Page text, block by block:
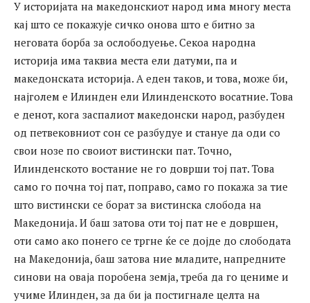
У историјата на македонскиот народ има многу места
кај што се покажује сичко онова што е битно за
неговата борба за ослободуење. Секоа народна
историја има таквиа места ели датуми, па и
македонската историја. А еден таков, и това, може би,
најголем е Илинден ели Илинденското восатние. Това
е денот, кога заспалиот македонски народ, разбуден
од петвековниот сон се разбудуе и стануе да оди со
свои нозе по своиот вистински пат. Точно,
Илинденското востание не го доврши тој пат. Това
само го почна тој пат, поправо, само го покажа за тие
што вистински се борат за вистинска слобода на
Македонија. И баш затова оти тој пат не е довршен,
оти само ако понего се тргне ќе се дојде до слободата
на Македонија, баш затова ние младите, напредните
синови на оваја поробена земја, треба да го цениме и
учиме Илинден, за да би ја постигнале целта на